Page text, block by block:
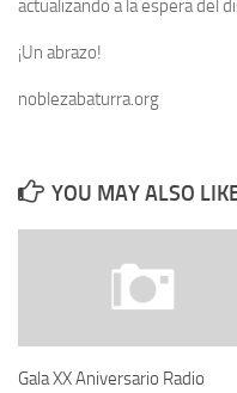
actualizando a la espera del
¡Un abrazo!
noblezabaturra.org
YOU MAY ALSO
Gala XX Aniversario Radio